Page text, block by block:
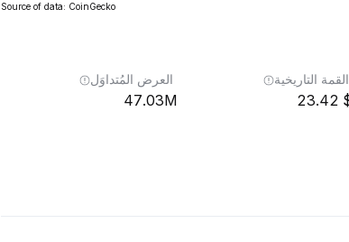
Source of data: CoinGecko
القمة التاريخية
23.42
العرض المُتداوَل
47.03M